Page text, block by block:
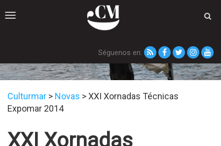
Toggle
Séguenos en:
Novas
Culturmar > Novas >XXI Xornadas Técnicas
Expomar 2014
XXI Xornadas